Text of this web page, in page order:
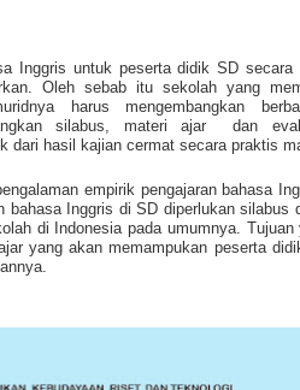
Inggris untuk peserta didik SD secara
Oleh sebab itu sekolah yang
harus mengembangkan
silabus, materi ajar
dan
dari hasil kajian cermat secara praktis
empirik pengajaran bahasa
Inggris di SD diperlukan silabus
di Indonesia pada umumnya. Tujuan
yang akan memampukan peserta